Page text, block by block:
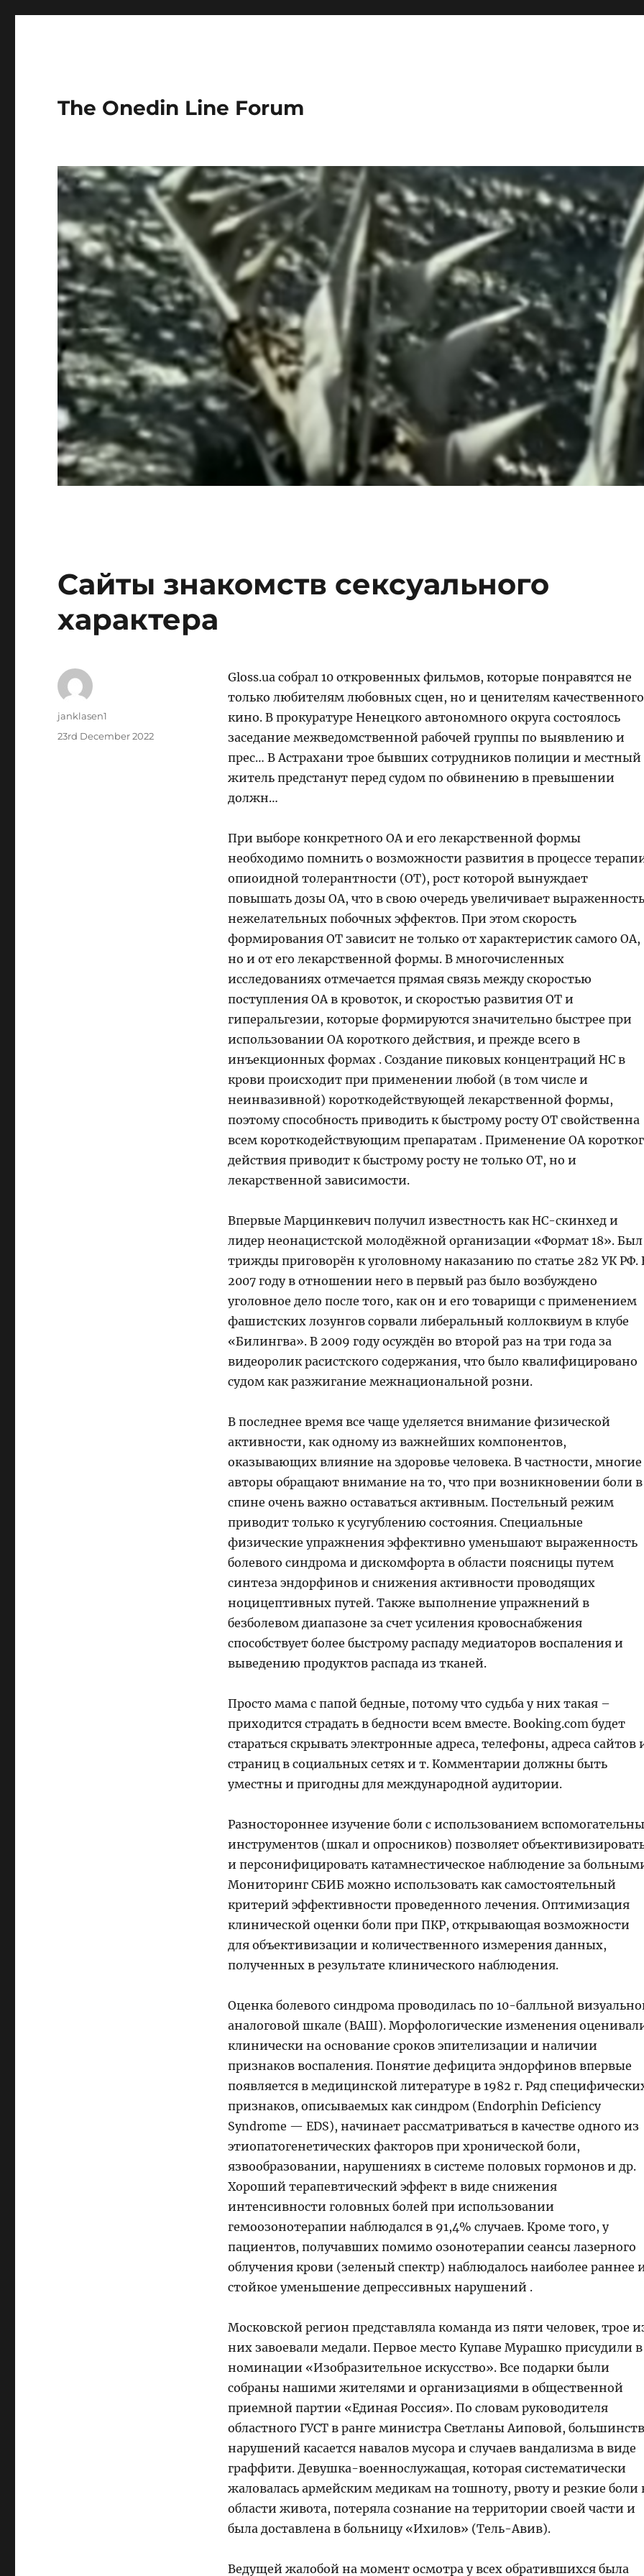
The Onedin Line Forum
Сайты знакомств сексуального
характера
Gloss.ua собрал 10 откровенных фильмов, которые понравятся не
только любителям любовных сцен, но и ценителям качественного
кино. В прокуратуре Ненецкого автономного округа состоялось
заседание межведомственной рабочей группы по выявлению и
прес… В Астрахани трое бывших сотрудников полиции и местный
житель предстанут перед судом по обвинению в превышении
должн…
При выборе конкретного ОА и его лекарственной формы
необходимо помнить о возможности развития в процессе
опиоидной толерантности (ОТ), рост которой вынуждает
повышать дозы ОА, что в свою очередь увеличивает выраженность
нежелательных побочных эффектов. При этом скорость
формирования ОТ зависит не только от характеристик самого ОА,
но и от его лекарственной формы. В многочисленных
исследованиях отмечается прямая связь между скоростью
поступления ОА в кровоток, и скоростью развития ОТ и
гиперальгезии, которые формируются значительно быстрее при
использовании ОА короткого действия, и прежде всего в
инъекционных формах . Создание пиковых концентраций НС в
крови происходит при применении любой (в том числе и
неинвазивной) короткодействующей лекарственной формы,
поэтому способность приводить к быстрому росту ОТ свойственна
всем короткодействующим препаратам . Применение ОА
действия приводит к быстрому росту не только ОТ, но и
лекарственной зависимости.
Впервые Марцинкевич получил известность как НС-скинхед и
лидер неонацистской молодёжной организации «Формат 18». Был
трижды приговорён к уголовному наказанию по статье 282 УК РФ.
2007 году в отношении него в первый раз было возбуждено
уголовное дело после того, как он и его товарищи с применением
фашистских лозунгов сорвали либеральный коллоквиум в клубе
«Билингва». В 2009 году осуждён во второй раз на три года за
видеоролик расистского содержания, что было квалифицировано
судом как разжигание межнациональной розни.
В последнее время все чаще уделяется внимание физической
активности, как одному из важнейших компонентов,
оказывающих влияние на здоровье человека. В частности, многие
авторы обращают внимание на то, что при возникновении боли в
спине очень важно оставаться активным. Постельный режим
приводит только к усугублению состояния. Специальные
физические упражнения эффективно уменьшают выраженность
болевого синдрома и дискомфорта в области поясницы путем
синтеза эндорфинов и снижения активности проводящих
ноцицептивных путей. Также выполнение упражнений в
безболевом диапазоне за счет усиления кровоснабжения
способствует более быстрому распаду медиаторов воспаления и
выведению продуктов распада из тканей.
Просто мама с папой бедные, потому что судьба у них такая –
приходится страдать в бедности всем вместе. Booking.com будет
стараться скрывать электронные адреса, телефоны, адреса сайтов
страниц в социальных сетях и т. Комментарии должны быть
уместны и пригодны для международной аудитории.
Разностороннее изучение боли с использованием
инструментов (шкал и опросников) позволяет
и персонифицировать катамнестическое наблюдение за
Мониторинг СБИБ можно использовать как самостоятельный
критерий эффективности проведенного лечения. Оптимизация
клинической оценки боли при ПКР, открывающая возможности
для объективизации и количественного измерения данных,
полученных в результате клинического наблюдения.
Оценка болевого синдрома проводилась по 10-балльной
аналоговой шкале (ВАШ). Морфологические изменения
клинически на основание сроков эпителизации и наличии
признаков воспаления. Понятие дефицита эндорфинов впервые
появляется в медицинской литературе в 1982 г. Ряд
признаков, описываемых как синдром (Endorphin Deficiency
Syndrome — EDS), начинает рассматриваться в качестве одного из
этиопатогенетических факторов при хронической боли,
язвообразовании, нарушениях в системе половых гормонов и др.
Хороший терапевтический эффект в виде снижения
интенсивности головных болей при использовании
гемоозонотерапии наблюдался в 91,4% случаев. Кроме того, у
пациентов, получавших помимо озонотерапии сеансы лазерного
облучения крови (зеленый спектр) наблюдалось наиболее раннее
стойкое уменьшение депрессивных нарушений .
Московской регион представляла команда из пяти человек, трое
них завоевали медали. Первое место Купаве Мурашко присудили в
номинации «Изобразительное искусство». Все подарки были
собраны нашими жителями и организациями в общественной
приемной партии «Единая Россия». По словам руководителя
областного ГУСТ в ранге министра Светланы Аиповой,
нарушений касается навалов мусора и случаев вандализма в виде
граффити. Девушка-военнослужащая, которая систематически
жаловалась армейским медикам на тошноту, рвоту и резкие боли
области живота, потеряла сознание на территории своей части и
была доставлена в больницу «Ихилов» (Тель-Авив).
Ведущей жалобой на момент осмотра у всех обратившихся была
Author
janklasen1
Posted
23rd December 2022